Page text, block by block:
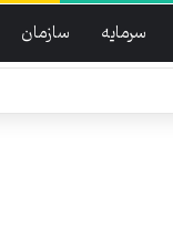
سرمایه سازمان